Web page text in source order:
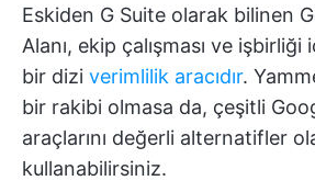
Eskiden G Suite olarak bilinen
Alanı, ekip çalışması ve işbirliği
bir dizi verimlilik aracıdır.
bir rakibi olmasa da, çeşitli
araçlarını değerli alternatifler
kullanabilirsiniz.